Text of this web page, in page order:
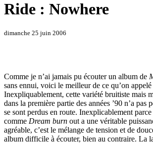
Ride : Nowhere
dimanche 25 juin 2006
Comme je n’ai jamais pu écouter un album de
sans ennui, voici le meilleur de ce qu’on
Inexpliquablement, cette variété bruitiste mais
dans la première partie des années ’90 n’a pas
se sont perdus en route. Inexplicablement
comme Dream burn out a une véritable
agréable, c’est le mélange de tension et de
album difficile à écouter, bien au contraire. La